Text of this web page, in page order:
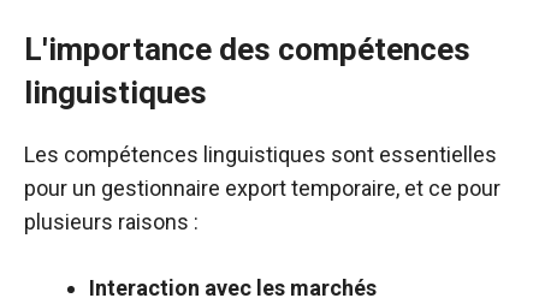
L'importance des compétences
linguistiques
Les compétences linguistiques sont essentielles
pour un gestionnaire export temporaire, et ce pour
plusieurs raisons :
Interaction avec les marchés